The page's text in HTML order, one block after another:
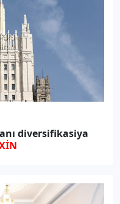
diversifikasiya